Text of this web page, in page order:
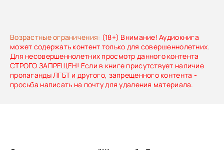
Возрастные ограничения: (18+) Внимание! Аудиокнига
может содержать контент только для совершеннолетних.
Для несовершеннолетних просмотр данного контента
СТРОГО ЗАПРЕЩЕН! Если в книге присутствует наличие
пропаганды ЛГБТ и другого, запрещенного контента -
просьба написать на почту для удаления материала.